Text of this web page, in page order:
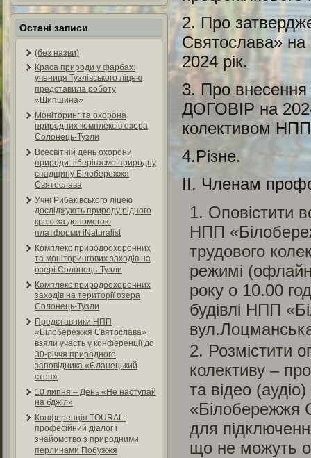
Остані записи
(без назви)
Краса природи у фарбах:
учениця Тузлівського ліцею
представила роботу
«Шипшина»
Моніторинг та охорона
природних комплексів озера
Солонець-Тузли
Всесвітній день охорони
природи: зберігаємо природну
спадщину Білобережжя
Святослава
Учні Рибаківського ліцею
досліджують природу рідного
краю за допомогою
платформи iNaturalist
Комплекс природоохоронних
та моніторингових заходів на
озері Солонець-Тузли
Комплекс природоохоронних
заходів на території озера
Солонець-Тузли
Представники НПП
«Білобережжя Святослава»
взяли участь у конференції до
30-річчя природного
заповідника «Єланецький
степ»
10 липня – День «Не наступай
на бджіл»
Конференція TOURAL:
професійний діалог і
знайомство з природними
перлинами Побужжя
2. Про
Святослава» на
2024 рік.
3. Про
ДОГОВІР на
колективом
4.Різне.
ІІ. Членам
Оповістити
НПП
трудового
режимі
року о 10.00
будівлі НПП
Розмістити
колективу –
та відео
«Білобережжя
для
що не можуть